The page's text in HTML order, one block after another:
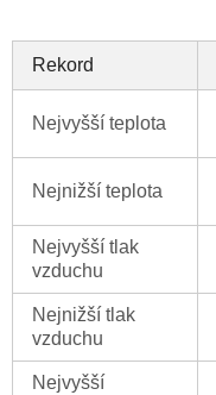
Rekord
Nejvyšší teplota
Nejnižší teplota
Nejvyšší tlak
vzduchu
Nejnižší tlak
vzduchu
Nejvyšší